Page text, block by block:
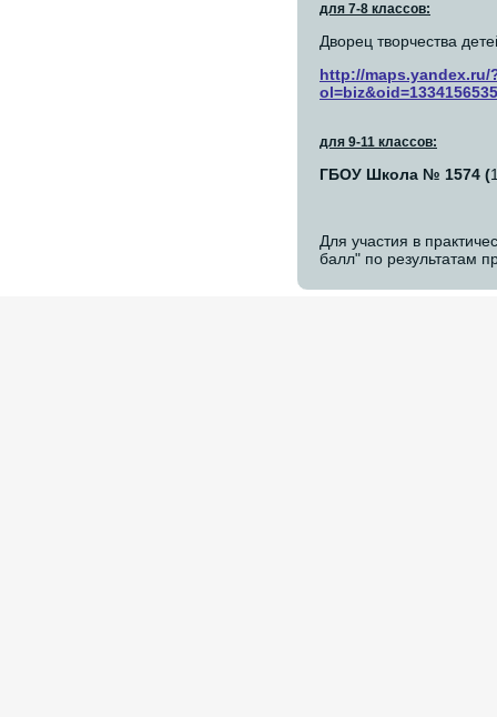
для 7-8 классов:
Дворец творчества
http://maps.yandex.ru/
для 9-11 классов:
ГБОУ Школа № 1574 (
Для участия в
балл" по результатам